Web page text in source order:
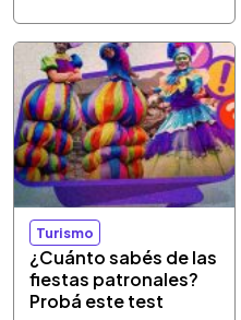
Turismo
¿Cuánto sabés de las
fiestas patronales?
Probá este test